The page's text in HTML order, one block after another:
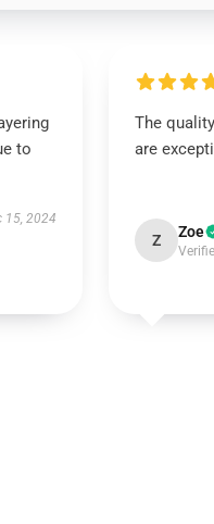
to
15, 2024
The
are
Z Zoe